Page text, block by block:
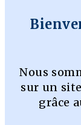
Nous
sur un
grâce